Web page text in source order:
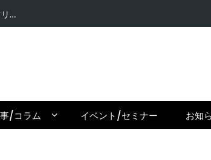
リ…
/コラム イベント/セミナー お知